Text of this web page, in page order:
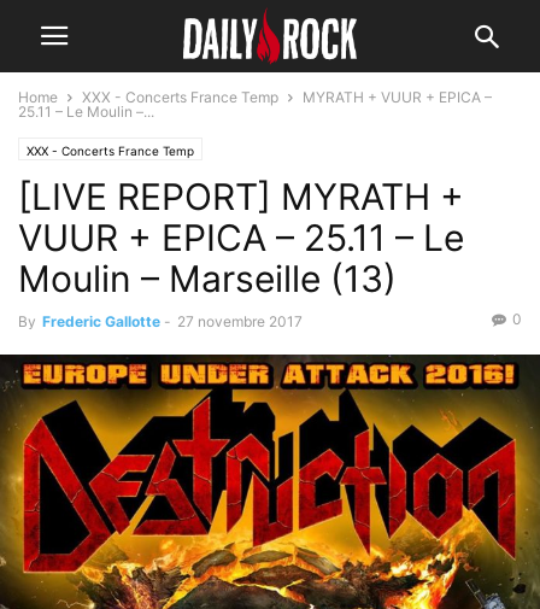
Home XXX - Concerts France Temp
MYRATH + VUUR + EPICA –
25.11 – Le Moulin –...
XXX - Concerts France Temp
[LIVE REPORT] MYRATH +
VUUR + EPICA – 25.11 – Le
Moulin – Marseille (13)
By Frederic Gallotte - 27 novembre 2017 0